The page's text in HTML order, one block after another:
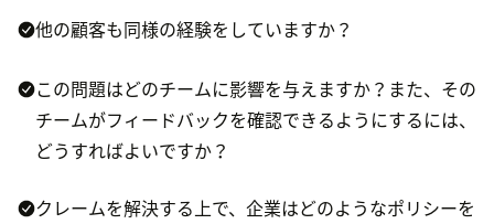
他の顧客も同様の経験をしていますか？
この問題はどのチームに影響を与えますか？また、その
チームがフィードバックを確認できるようにするには、
どうすればよいですか？
クレームを解決する上で、企業はどのようなポリシーを